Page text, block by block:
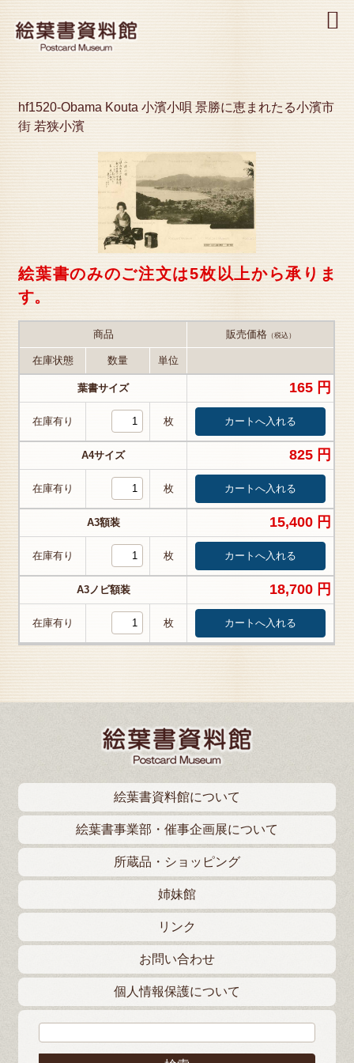
hf1520-Obama Kouta 小濱小唄 景勝に恵まれたる小濱市
街 若狭小濱
絵葉書のみのご注文は5枚以上から承りま
す。
商品 販売価格（税込）
在庫状態 数量 単位
葉書サイズ 165 円
在庫有り 枚
A4サイズ 825 円
在庫有り 枚
A3額装 15,400 円
在庫有り 枚
A3ノビ額装 18,700 円
在庫有り 枚
絵葉書資料館について
絵葉書事業部・催事企画展について
所蔵品・ショッピング
姉妹館
リンク
お問い合わせ
個人情報保護について